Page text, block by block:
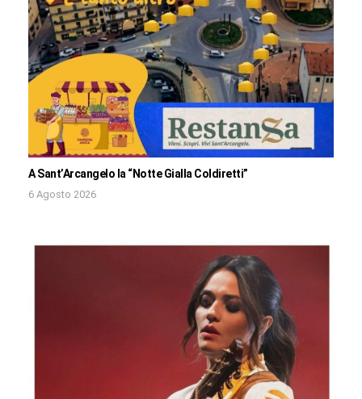
A Sant’Arcangelo la “Notte Gialla Coldiretti”
6 Agosto 2026